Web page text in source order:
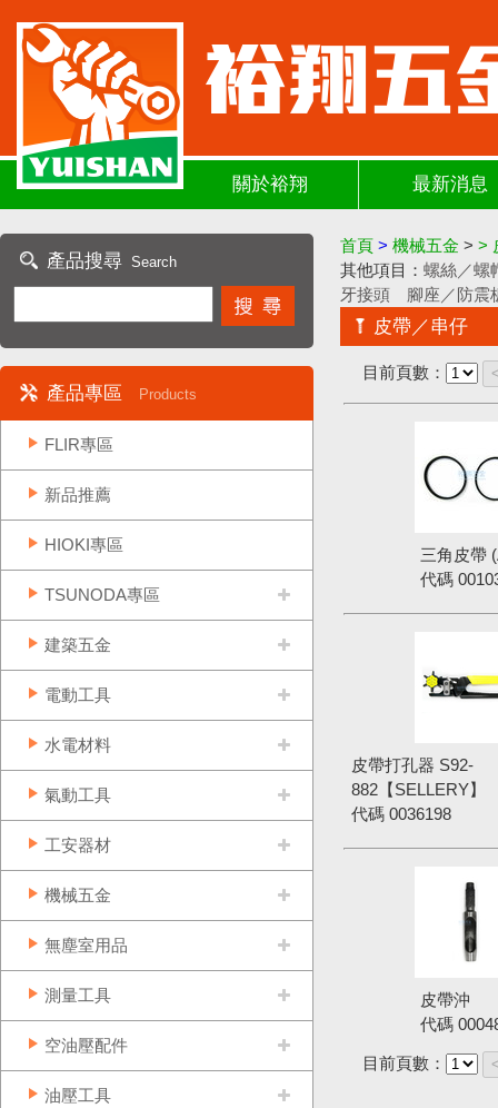
關於裕翔 最新消息
產品搜尋 Search
產品專區 Products
FLIR專區
新品推薦
HIOKI專區
TSUNODA專區
建築五金
電動工具
水電材料
氣動工具
工安器材
機械五金
無塵室用品
測量工具
空油壓配件
油壓工具
首頁 > 機械五金 > >
其他項目： 螺絲／螺
牙接頭
腳座／防震
皮帶／串仔
目前頁數：
三角皮帶
代碼
皮帶打孔器 S92-
882【SELLERY】
代碼 0036198
皮帶沖
代碼
目前頁數：